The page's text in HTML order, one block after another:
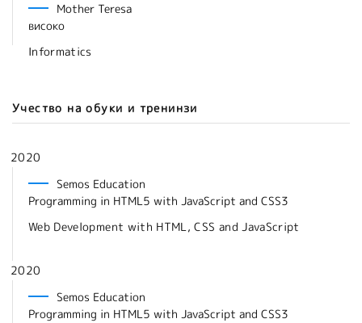
Mother Teresa
високо
Informatics
Учество на обуки и тренинзи
2020
Semos Education
Programming in HTML5 with JavaScript and CSS3
Web Development with HTML, CSS and JavaScript
2020
Semos Education
Programming in HTML5 with JavaScript and CSS3